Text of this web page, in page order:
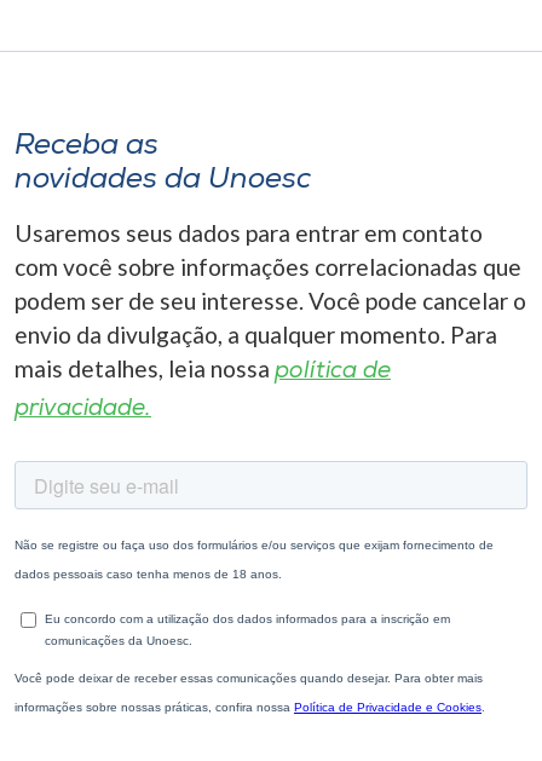
Receba as
novidades da Unoesc
Usaremos seus dados para entrar em contato
com você sobre informações correlacionadas que
podem ser de seu interesse. Você pode cancelar o
envio da divulgação, a qualquer momento. Para
mais detalhes, leia nossa política de
privacidade.